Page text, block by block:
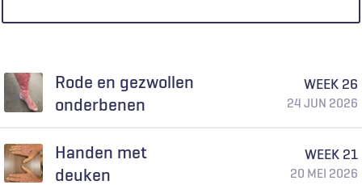
Rode en gezwollen
onderbenen
WEEK 26
24 JUN 2026
Handen met
deuken
WEEK 21
20 MEI 2026